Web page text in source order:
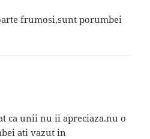
frumosi,sunt porumbei
ca unii nu ii apreciaza.nu o
ati vazut in